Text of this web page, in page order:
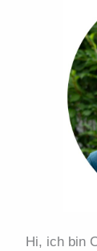
Hi, ich bin